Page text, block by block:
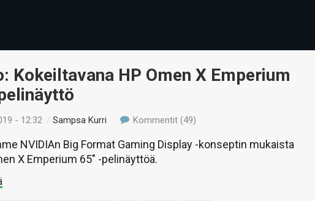
Kokeiltavana HP Omen X Emperium
- 12:32 /Sampsa Kurri Kommentit (49)
NVIDIAn Big Format Gaming Display -konseptin mukaista
X Emperium 65″ -pelinäyttöä.